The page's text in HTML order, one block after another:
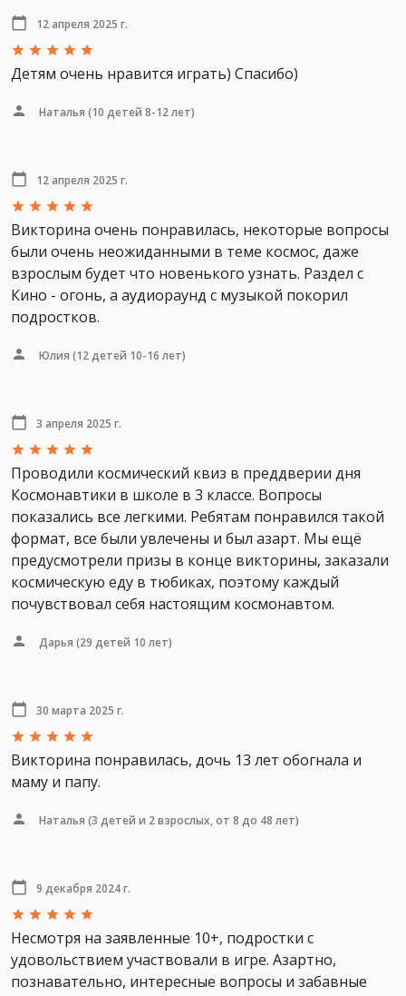
12 апреля 2025 г.
Детям очень нравится играть) Спасибо)
Наталья (10 детей 8-12 лет)
12 апреля 2025 г.
Викторина очень понравилась, некоторые вопросы
были очень неожиданными в теме космос, даже
взрослым будет что новенького узнать. Раздел с
Кино - огонь, а аудиораунд с музыкой покорил
подростков.
Юлия (12 детей 10-16 лет)
3 апреля 2025 г.
Проводили космический квиз в преддверии дня
Космонавтики в школе в 3 классе. Вопросы
показались все легкими. Ребятам понравился такой
формат, все были увлечены и был азарт. Мы ещё
предусмотрели призы в конце викторины, заказали
космическую еду в тюбиках, поэтому каждый
почувствовал себя настоящим космонавтом.
Дарья (29 детей 10 лет)
30 марта 2025 г.
Викторина понравилась, дочь 13 лет обогнала и
маму и папу.
Наталья (3 детей и 2 взрослых, от 8 до 48 лет)
9 декабря 2024 г.
Несмотря на заявленные 10+, подростки с
удовольствием участвовали в игре. Азартно,
познавательно, интересные вопросы и забавные